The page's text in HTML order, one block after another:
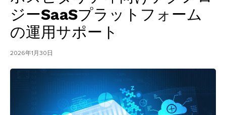
ジーSaaSプラットフォーム
の運用サポート
2026年1月30日